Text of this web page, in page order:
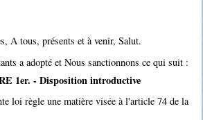
A tous, présents et à venir, Salut.
a adopté et Nous sanctionnons ce qui suit :
1er. - Disposition introductive
loi règle une matière visée à l'article 74 de la